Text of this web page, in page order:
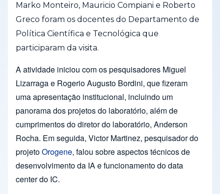
Marko Monteiro, Mauricio Compiani e Roberto
Greco foram os docentes do Departamento de
Política Científica e Tecnológica que
participaram da visita.
A atividade iniciou com os pesquisadores Miguel
Lizarraga e Rogerio Augusto Bordini, que fizeram
uma apresentação institucional, incluindo um
panorama dos projetos do laboratório, além de
cumprimentos do diretor do laboratório, Anderson
Rocha. Em seguida, Victor Martinez, pesquisador do
projetoOrogene, falou sobre aspectos técnicos de
desenvolvimento da IA e funcionamento do data
center do IC.